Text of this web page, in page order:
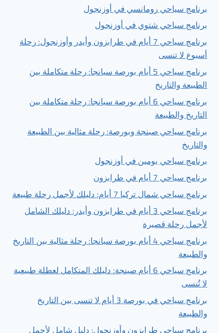
برنامج سياحي رومانسي في أوزنجول
برنامج سياحي شتوي في أوزنجول
برنامج سياحي 7 أيام في طرابزون وأيدر وأوزنجول: رحلة
أسبوع لا تنسى
برنامج سياحي 5 أيام بورصة سبانجا: رحلة متكاملة بين
الطبيعة والتاريخ
برنامج سياحي 6 أيام بورصة سبانجا: رحلة متكاملة بين
التاريخ والطبيعة
برنامج سياحي صبنجة وبورصة: رحلة مثالية بين الطبيعة
والتاريخ
برنامج سياحي يومين في أوزنجول
برنامج سياحي 7 أيام في طرابزون
برنامج سياحي شمال تركيا 7 أيام: دليلك لأجمل رحلة طبيعة
برنامج سياحي 3 أيام في طرابزون وأيدر: دليلك الشامل
لأجمل رحلة قصيرة
برنامج سياحي 4 أيام بورصة سبانجا: رحلة مثالية بين التاريخ
والطبيعة
برنامج سياحي 6 أيام صبنجة: دليلك المتكامل لعطلة طبيعية
لا تُنسى
برنامج سياحي في بورصة 3 أيام لا تنسى بين التاريخ
والطبيعة